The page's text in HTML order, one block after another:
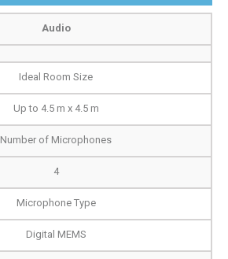
Audio
Ideal Room Size
Up to 4.5 m x 4.5 m
Number of Microphones
4
Microphone Type
Digital MEMS